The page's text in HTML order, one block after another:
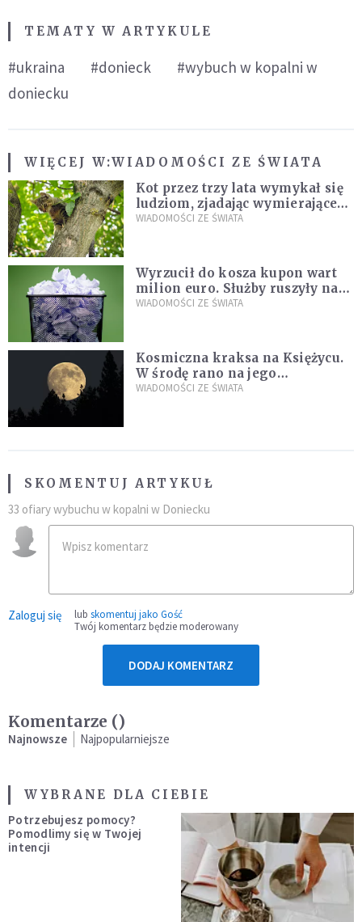
TEMATY W ARTYKULE
#ukraina #donieck
#wybuch w kopalni w
doniecku
WIĘCEJ W:WIADOMOŚCI ZE ŚWIATA
Kot przez trzy lata wymykał się
ludziom, zjadając wymierające
kaczki. W końcu popełnił
WIADOMOŚCI ZE ŚWIATA
Wyrzucił do kosza kupon wart
milion euro. Służby ruszyły na
poszukiwania
WIADOMOŚCI ZE ŚWIATA
Kosmiczna kraksa na Księżycu.
W środę rano na jego
powierzchni dojdzie do
WIADOMOŚCI ZE ŚWIATA
SKOMENTUJ ARTYKUŁ
33 ofiary wybuchu w kopalni w Doniecku
Zaloguj się lub skomentuj jako Gość
Twój komentarz będzie moderowany
DODAJ KOMENTARZ
Komentarze ()
Najnowsze Najpopularniejsze
WYBRANE DLA CIEBIE
Potrzebujesz pomocy?
Pomodlimy się w Twojej
intencji